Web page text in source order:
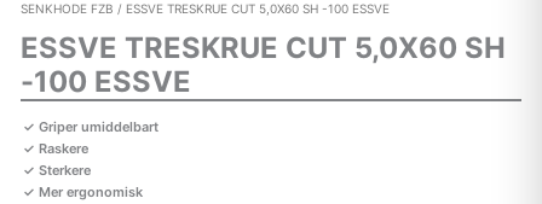
SENKHODE FZB / ESSVE TRESKRUE CUT 5,0X60 SH -100 ESSVE
ESSVE TRESKRUE CUT 5,0X60 SH
-100 ESSVE
Griper umiddelbart
Raskere
Sterkere
Mer ergonomisk